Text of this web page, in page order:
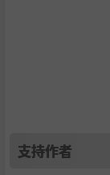
故事
支持作者